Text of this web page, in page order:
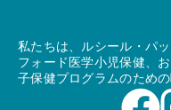
私たちは、ルシール・パ
フォード医学小児保健、
子保健プログラムのため